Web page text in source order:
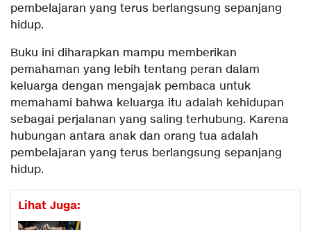
pembelajaran yang terus berlangsung sepanjang
hidup.
Buku ini diharapkan mampu memberikan
pemahaman yang lebih tentang peran dalam
keluarga dengan mengajak pembaca untuk
memahami bahwa keluarga itu adalah kehidupan
sebagai perjalanan yang saling terhubung. Karena
hubungan antara anak dan orang tua adalah
pembelajaran yang terus berlangsung sepanjang
hidup.
Lihat Juga: